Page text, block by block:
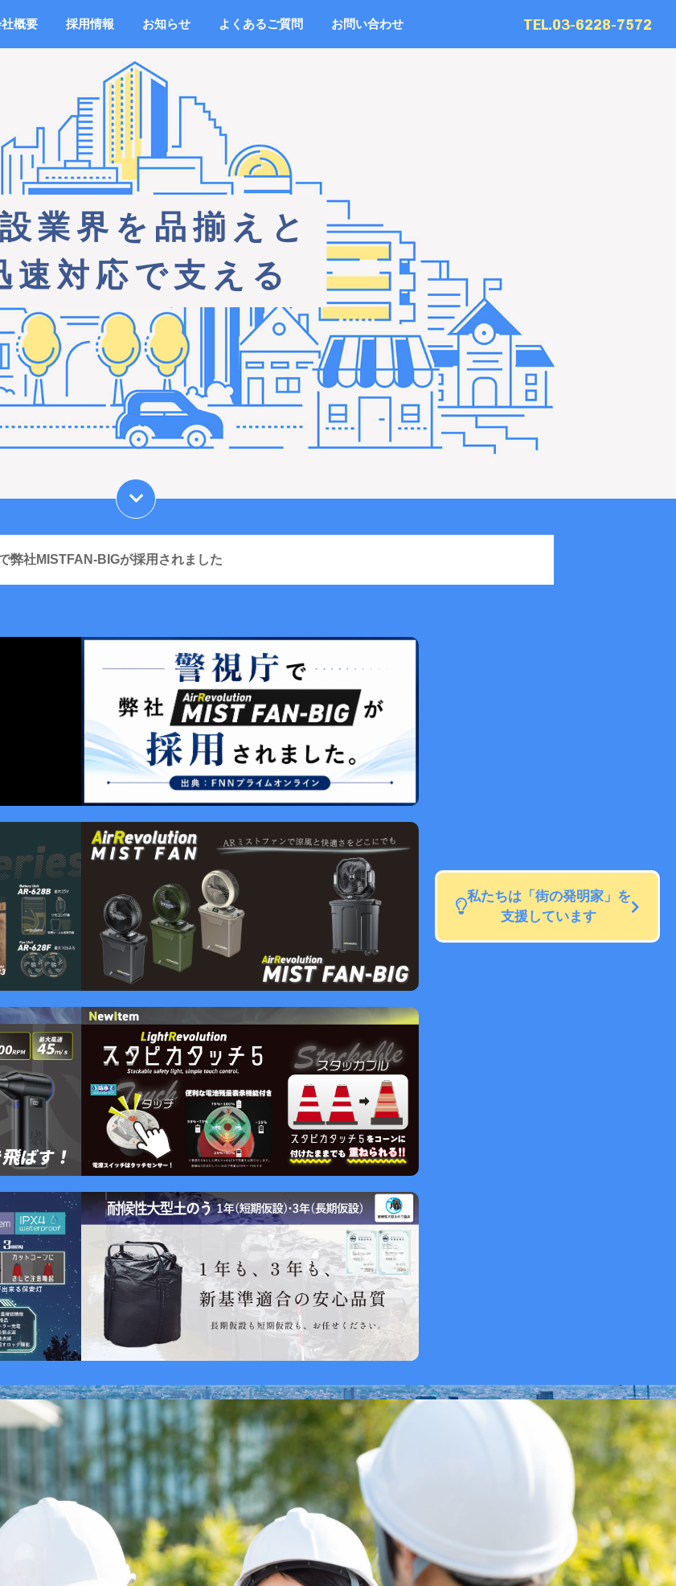
概要 採用情報 お知らせ よくあるご質問 お問い合わせ TEL.03-6228-7572
業界を品揃えと
速対応で支える
弊社MISTFAN-BIGが採用されました
私たちは「街の発明家」を
支援しています
お知らせ
BIGが採用されました